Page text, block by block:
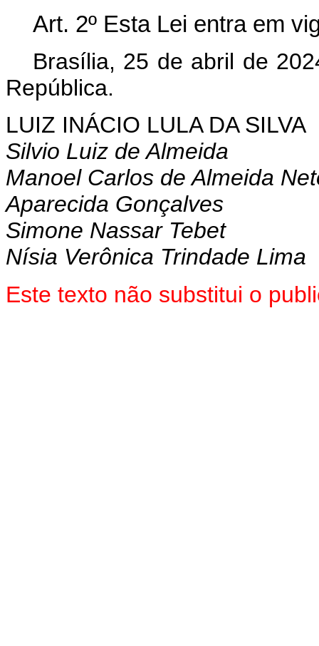
Art. 2º Esta Lei entra em
Brasília, 25 de abril de
República.
LUIZ INÁCIO LULA DA SILVA
Silvio Luiz de Almeida
Manoel Carlos de Almeida
Aparecida Gonçalves
Simone Nassar Tebet
Nísia Verônica Trindade Lima
Este texto não substitui o